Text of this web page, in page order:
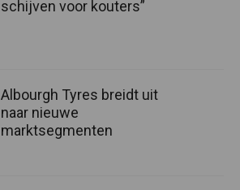
schijven voor kouters”
Albourgh Tyres breidt uit
naar nieuwe
marktsegmenten